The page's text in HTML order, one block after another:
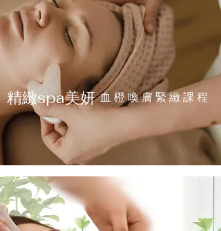
​精緻spa美妍 血 橙 喚 膚 緊 緻 課 程